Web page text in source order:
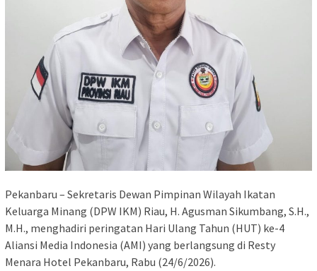
Pekanbaru – Sekretaris Dewan Pimpinan Wilayah Ikatan
Keluarga Minang (DPW IKM) Riau, H. Agusman Sikumbang, S.H.,
M.H., menghadiri peringatan Hari Ulang Tahun (HUT) ke-4
Aliansi Media Indonesia (AMI) yang berlangsung di Resty
Menara Hotel Pekanbaru, Rabu (24/6/2026).